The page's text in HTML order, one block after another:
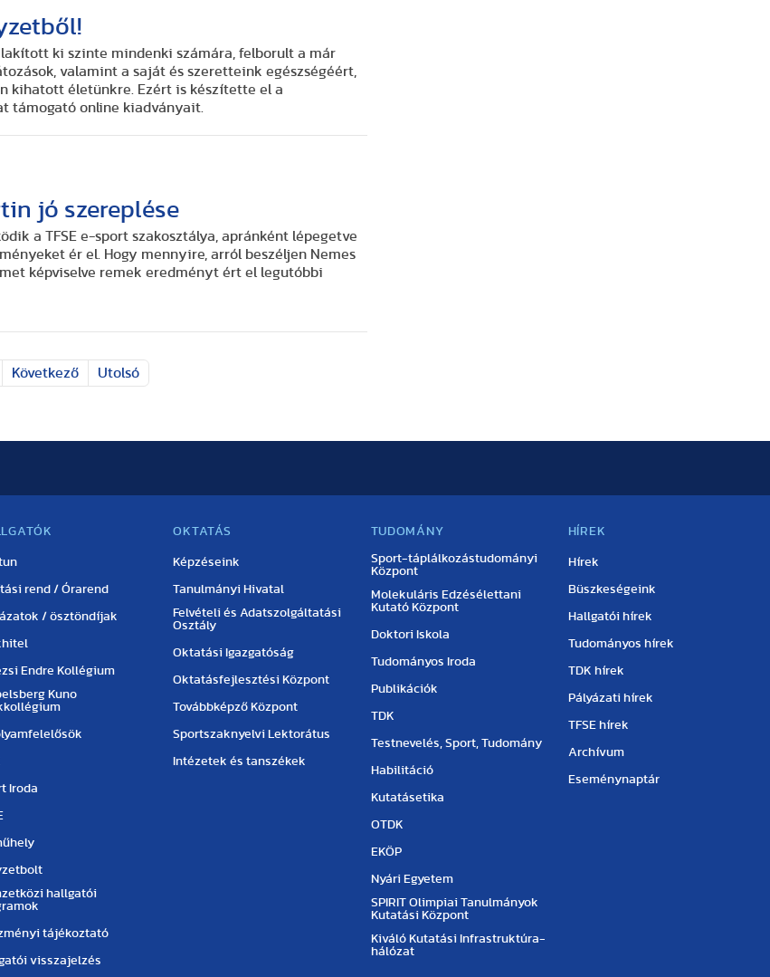
ki szinte mindenki számára, felborult a már
valamint a saját és szeretteink egészségéért,
kihatott életünkre. Ezért is készítette el a
támogató online kiadványait.
jó szereplése
a TFSE e-sport szakosztálya, apránként lépegetve
ér el. Hogy mennyire, arról beszéljen Nemes
képviselve remek eredményt ért el legutóbbi
Következő Utolsó
rend / Órarend
/ ösztöndíjak
Endre Kollégium
Kuno
Iroda
hallgatói
tájékoztató
visszajelzés
OKTATÁS
Képzéseink
Tanulmányi Hivatal
Felvételi és Adatszolgáltatási
Osztály
Oktatási Igazgatóság
Oktatásfejlesztési Központ
Továbbképző Központ
Sportszaknyelvi Lektorátus
Intézetek és tanszékek
TUDOMÁNY
Sport-táplálkozástudományi
Központ
Molekuláris Edzésélettani
Kutató Központ
Doktori Iskola
Tudományos Iroda
Publikációk
TDK
Testnevelés, Sport, Tudomány
Habilitáció
Kutatásetika
OTDK
EKÖP
Nyári Egyetem
SPIRIT Olimpiai Tanulmányok
Kutatási Központ
Kiváló Kutatási Infrastruktúra-
hálózat
HÍREK
Hírek
Büszkeségeink
Hallgatói hírek
Tudományos hírek
TDK hírek
Pályázati hírek
TFSE hírek
Archívum
Eseménynaptár